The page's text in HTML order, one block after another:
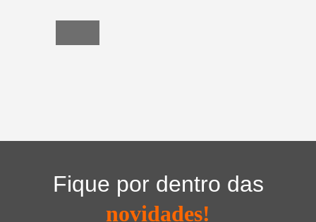
Fique por dentro das
novidades!